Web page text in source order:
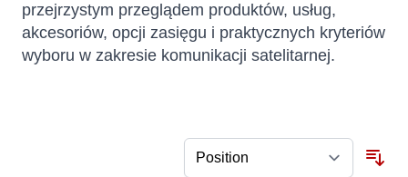
przejrzystym przeglądem produktów, usług,
akcesoriów, opcji zasięgu i praktycznych kryteriów
wyboru w zakresie komunikacji satelitarnej.